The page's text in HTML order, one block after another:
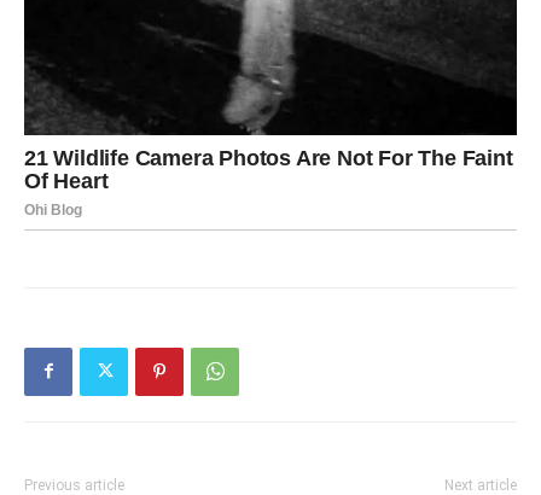
Previous article Next article